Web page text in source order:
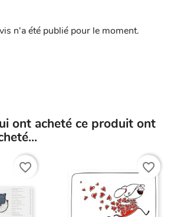
n'a été publié pour le moment.
ont acheté ce produit ont
favorite_border favorite_border